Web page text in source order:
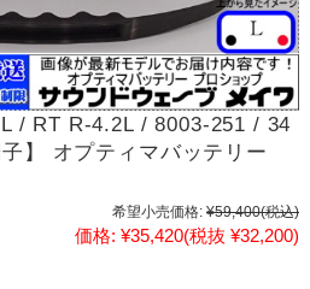
/ RT R-4.2L / 8003-251 / 34
】 オプティマバッテリー
希望小売価格: ¥59,400(税込)
価格: ¥35,420(税抜 ¥32,200)